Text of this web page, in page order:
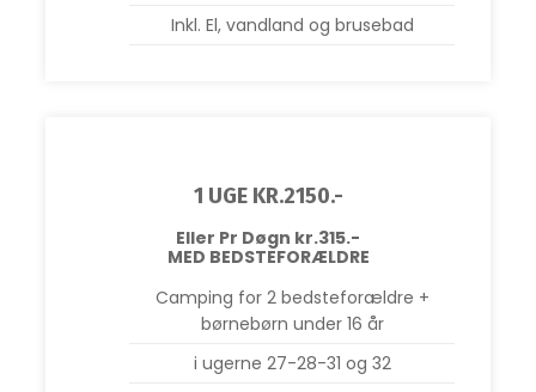
Inkl. El, vandland og brusebad
1 UGE KR.2150.-
Eller Pr Døgn kr.315​.-
MED BEDSTEFORÆLDRE
Camping for 2 bedsteforældre +
børnebørn under 16 år
i ugerne 27-28-31 og 32